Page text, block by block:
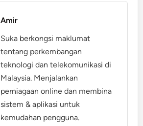
Amir
Suka berkongsi maklumat
tentang perkembangan
teknologi dan telekomunikasi di
Malaysia. Menjalankan
perniagaan online dan membina
sistem & aplikasi untuk
kemudahan pengguna.